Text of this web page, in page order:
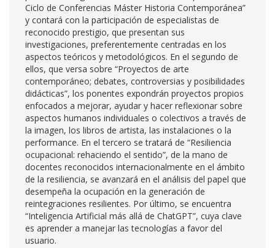
Ciclo de Conferencias Máster Historia Contemporánea”
y contará con la participación de especialistas de
reconocido prestigio, que presentan sus
investigaciones, preferentemente centradas en los
aspectos teóricos y metodológicos. En el segundo de
ellos, que versa sobre “Proyectos de arte
contemporáneo; debates, controversias y posibilidades
didácticas”, los ponentes expondrán proyectos propios
enfocados a mejorar, ayudar y hacer reflexionar sobre
aspectos humanos individuales o colectivos a través de
la imagen, los libros de artista, las instalaciones o la
performance. En el tercero se tratará de “Resiliencia
ocupacional: rehaciendo el sentido”, de la mano de
docentes reconocidos internacionalmente en el ámbito
de la resiliencia, se avanzará en el análisis del papel que
desempeña la ocupación en la generación de
reintegraciones resilientes. Por último, se encuentra
“Inteligencia Artificial más allá de ChatGPT”, cuya clave
es aprender a manejar las tecnologías a favor del
usuario.